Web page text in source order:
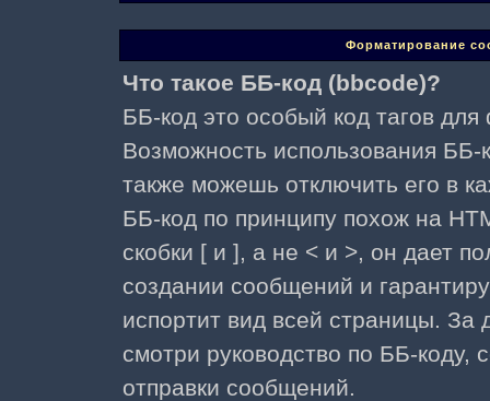
Форматирование
Что такое ББ-код (bbcode)?
ББ-код это особый код тагов
Возможность использования
также можешь отключить его в
ББ-код по принципу похож на
скобки [ и ], а не < и >, он дает
создании сообщений и
испортит вид всей страницы.
смотри руководство по ББ-коду,
отправки сообщений.